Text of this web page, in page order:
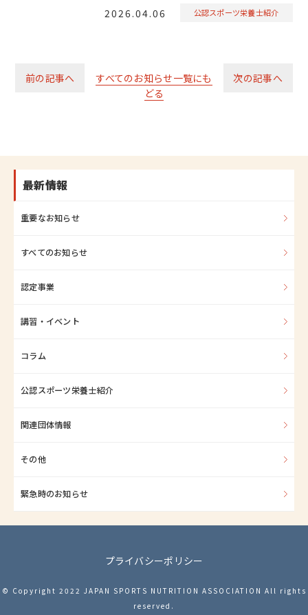
2026.04.06 公認スポーツ栄養士紹介
前の記事へ
すべてのお知らせ一覧にも
どる
次の記事へ
最新情報
重要なお知らせ
すべてのお知らせ
認定事業
講習・イベント
コラム
公認スポーツ栄養士紹介
関連団体情報
その他
緊急時のお知らせ
プライバシーポリシー
© Copyright 2022 JAPAN SPORTS NUTRITION ASSOCIATION All rights
reserved.